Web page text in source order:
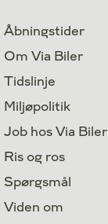
Åbningstider
Om Via Biler
Tidslinje
Miljøpolitik
Job hos Via Biler
Ris og ros
Spørgsmål
Viden om